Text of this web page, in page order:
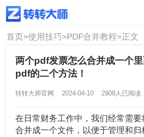
使用技巧
首页>使用技巧>PDF合并教程>正文
两个pdf发票怎么合并成一个
pdf的二个方法！
转转大师官网 2024-04-10 2908人已阅读
在日常财务工作中，我们经常需
合并成一个文件，以便于管理和归